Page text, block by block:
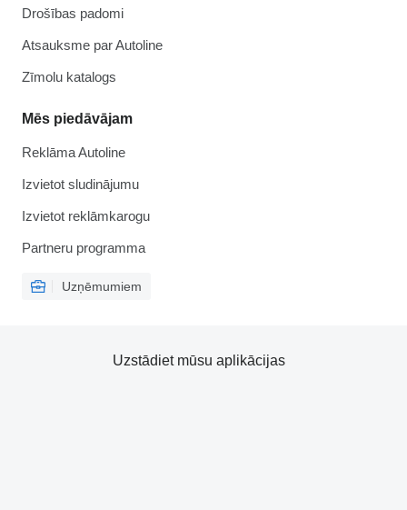
Drošības padomi
Atsauksme par Autoline
Zīmolu katalogs
Mēs piedāvājam
Reklāma Autoline
Izvietot sludinājumu
Izvietot reklāmkarogu
Partneru programma
Uzņēmumiem
Uzstādiet mūsu aplikācijas